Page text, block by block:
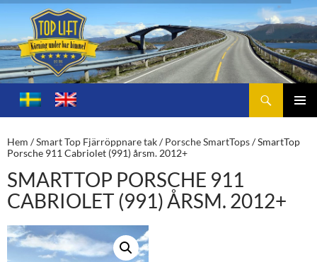
Toplift.se – för körning under bar himmel
HOPPA
TILL
Hem /Smart Top Fjärröppnare tak/Porsche SmartTops/ SmartTop
Porsche 911 Cabriolet (991) årsm. 2012+
SMARTTOP PORSCHE 911
CABRIOLET (991) ÅRSM. 2012+